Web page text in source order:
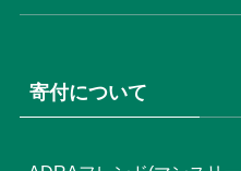
寄付について